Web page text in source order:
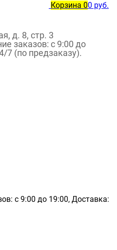
Корзина 00 руб.
д. 8, стр. 3
заказов: с 9:00 до
7 (по предзаказу).
с 9:00 до 19:00, Доставка: